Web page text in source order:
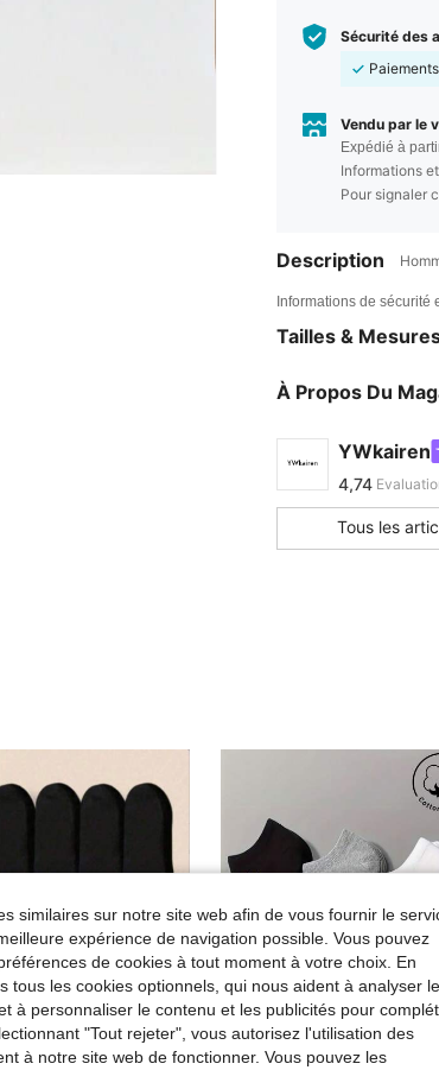
Sécurité des
Vendu par le
Expédié à
Informations
Pour signaler
Description
Informations de sécurité
Tailles &
À Propos Du
YWkairen
4,74
4,74
Tous les
12
similaires sur notre site web afin de vous fournir le
expérience de navigation possible. Vous pouvez
de cookies à tout moment à votre choix. En
tous les cookies optionnels, qui nous aident à analyser le
à personnaliser le contenu et les publicités pour
"Tout rejeter", vous autorisez l'utilisation des
à notre site web de fonctionner. Vous pouvez les